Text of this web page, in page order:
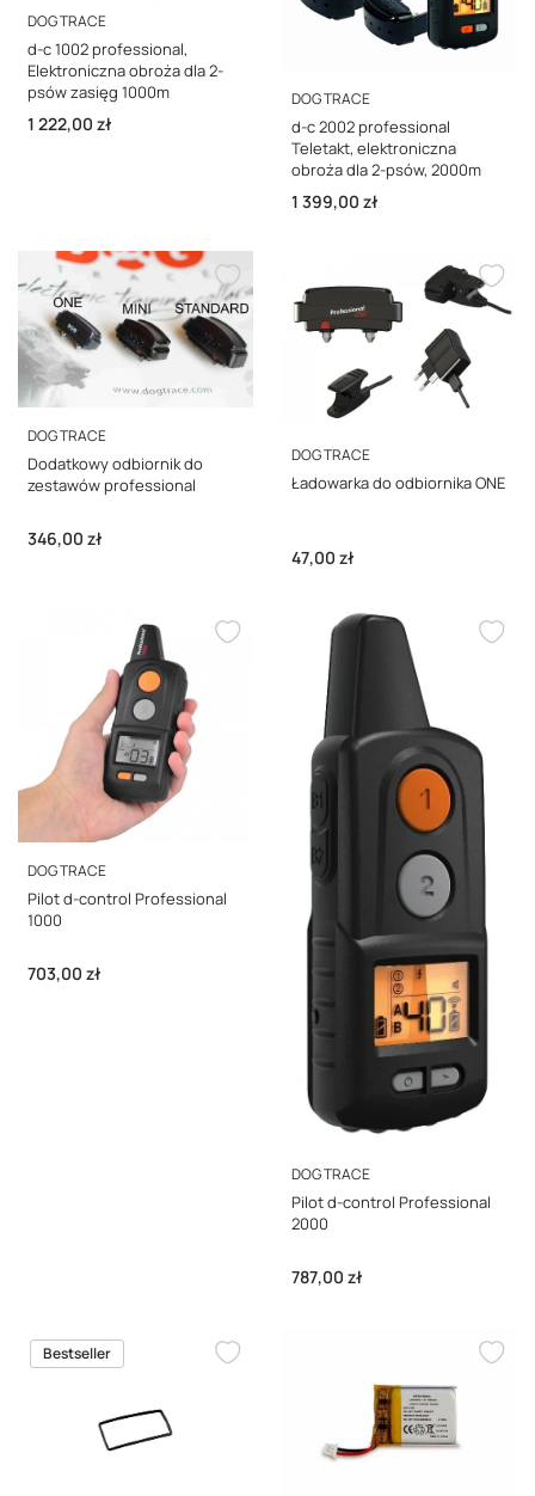
PRODUCENT
DOG TRACE
d-c 1002 professional,
Elektroniczna obroża dla 2-
psów zasięg 1000m
Cena
1 222,00 zł
PRODUCENT
DOG TRACE
d-c 2002 professional
Teletakt, elektroniczna
obroża dla 2-psów, 2000m
Cena
1 399,00 zł
PRODUCENT
DOG TRACE
Dodatkowy odbiornik do
zestawów professional
Cena
346,00 zł
PRODUCENT
DOG TRACE
Ładowarka do odbiornika ONE
Cena
47,00 zł
PRODUCENT
DOG TRACE
Pilot d-control Professional
1000
Cena
703,00 zł
PRODUCENT
DOG TRACE
Pilot d-control Professional
2000
Cena
787,00 zł
Bestseller